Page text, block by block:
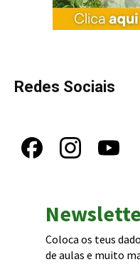
Redes Sociais
Coloca os teus
de aulas e muito